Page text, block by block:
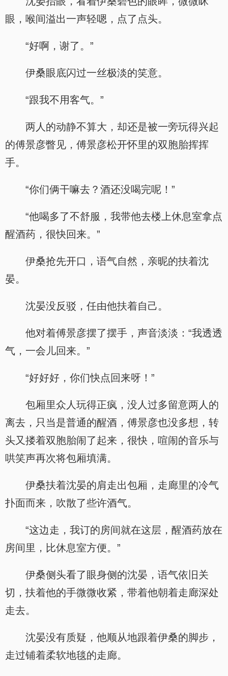
眼，喉间溢出一声轻嗯，点了点头。
“好啊，谢了。”
伊桑眼底闪过一丝极淡的笑意。
“跟我不用客气。”
两人的动静不算大，却还是被一旁玩得兴起
的傅景彦瞥见，傅景彦松开怀里的双胞胎挥挥
手。
“你们俩干嘛去？酒还没喝完呢！”
“他喝多了不舒服，我带他去楼上休息室拿点
醒酒药，很快回来。”
伊桑抢先开口，语气自然，亲昵的扶着沈
晏。
沈晏没反驳，任由他扶着自己。
他对着傅景彦摆了摆手，声音淡淡：“我透透
气，一会儿回来。”
“好好好，你们快点回来呀！”
包厢里众人玩得正疯，没人过多留意两人的
离去，只当是普通的醒酒，傅景彦也没多想，转
头又搂着双胞胎闹了起来，很快，喧闹的音乐与
哄笑声再次将包厢填满。
伊桑扶着沈晏的肩走出包厢，走廊里的冷气
扑面而来，吹散了些许酒气。
“这边走，我订的房间就在这层，醒酒药放在
房间里，比休息室方便。”
伊桑侧头看了眼身侧的沈晏，语气依旧关
切，扶着他的手微微收紧，带着他朝着走廊深处
走去。
沈晏没有质疑，他顺从地跟着伊桑的脚步，
走过铺着柔软地毯的走廊。